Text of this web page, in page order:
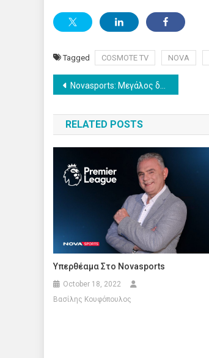
Tagged COSMOTE TV NOVA
Post
navigation
Novasports: Μεγάλος διαγωνισμός με θέμα την EuroLeague και έπαθλο ένα πλήρως υβριδικό SUV OMODA 5
RELATED POSTS
Υπερθέαμα Στο Novasports
October 18, 2022
Βασίλης Κουφόπουλος